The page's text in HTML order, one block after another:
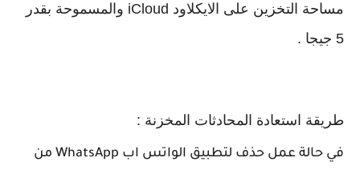
مساحة التخزين على الايكلاود iCloud والمسموحة بقدر
5 جيجا .
طريقة استعادة المحادثات المخزنة :
في حالة عمل حذف لتطبيق الواتس اب WhatsApp من